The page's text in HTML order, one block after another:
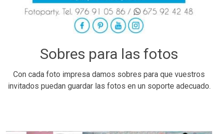
Sobres para las fotos
Con cada foto impresa damos sobres para que vuestros
invitados puedan guardar las fotos en un soporte adecuado.